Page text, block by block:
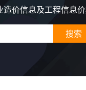
价信息及工程信息